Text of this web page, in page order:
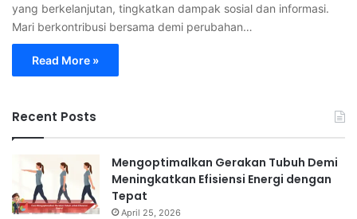
yang berkelanjutan, tingkatkan dampak sosial dan informasi.
Mari berkontribusi bersama demi perubahan…
Read More »
Recent Posts
Mengoptimalkan Gerakan Tubuh Demi
Meningkatkan Efisiensi Energi dengan
Tepat
April 25, 2026